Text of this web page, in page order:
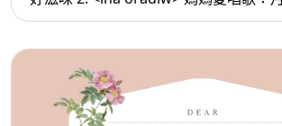
ina Masa’sa >媽媽放輕鬆:會說話的人